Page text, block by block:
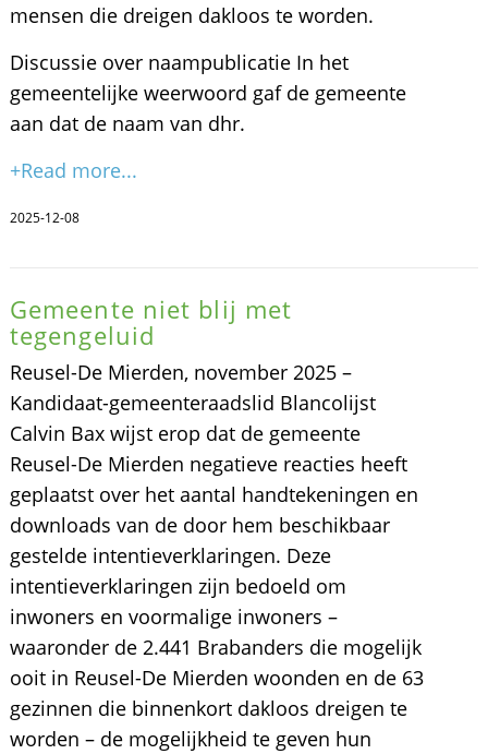
mensen die dreigen dakloos te worden.
Discussie over naampublicatie In het
gemeentelijke weerwoord gaf de gemeente
aan dat de naam van dhr.
+Read more...
2025-12-08
Gemeente niet blij met
tegengeluid
Reusel-De Mierden, november 2025 –
Kandidaat-gemeenteraadslid Blancolijst
Calvin Bax wijst erop dat de gemeente
Reusel-De Mierden negatieve reacties heeft
geplaatst over het aantal handtekeningen en
downloads van de door hem beschikbaar
gestelde intentieverklaringen. Deze
intentieverklaringen zijn bedoeld om
inwoners en voormalige inwoners –
waaronder de 2.441 Brabanders die mogelijk
ooit in Reusel-De Mierden woonden en de 63
gezinnen die binnenkort dakloos dreigen te
worden – de mogelijkheid te geven hun